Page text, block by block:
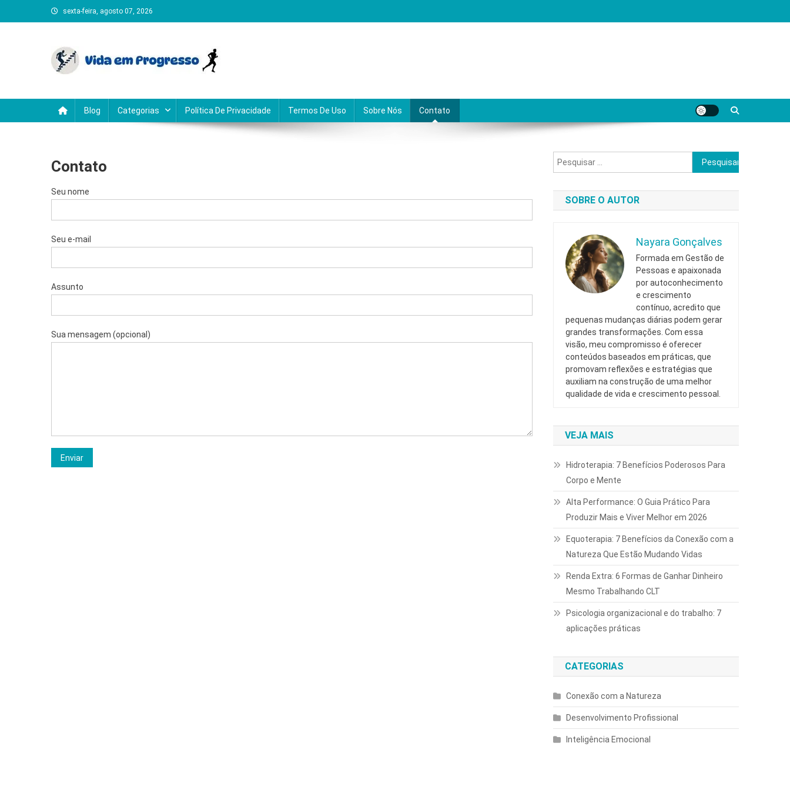
to
sexta-feira, agosto 07, 2026
Blog Categorias Política De Privacidade Termos De Uso Sobre Nós Contato
Contato
Seu nome
Seu e-mail
Assunto
Sua mensagem (opcional)
Pesquisar
por:
SOBRE O AUTOR
Nayara Gonçalves
Formada em Gestão de
Pessoas e apaixonada
por autoconhecimento
e crescimento
contínuo, acredito que
pequenas mudanças diárias podem gerar
grandes transformações. Com essa
visão, meu compromisso é oferecer
conteúdos baseados em práticas, que
promovam reflexões e estratégias que
auxiliam na construção de uma melhor
qualidade de vida e crescimento pessoal.
VEJA MAIS
Hidroterapia: 7 Benefícios Poderosos Para
Corpo e Mente
Alta Performance: O Guia Prático Para
Produzir Mais e Viver Melhor em 2026
Equoterapia: 7 Benefícios da Conexão com a
Natureza Que Estão Mudando Vidas
Renda Extra: 6 Formas de Ganhar Dinheiro
Mesmo Trabalhando CLT
Psicologia organizacional e do trabalho: 7
aplicações práticas
CATEGORIAS
Conexão com a Natureza
Desenvolvimento Profissional
Inteligência Emocional